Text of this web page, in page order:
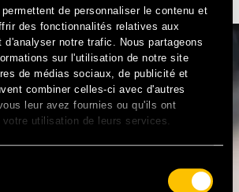
permettent de personnaliser le contenu et
des fonctionnalités relatives aux
d'analyser notre trafic. Nous partageons
sur l'utilisation de notre site
de médias sociaux, de publicité et
combiner celles-ci avec d'autres
leur avez fournies ou qu'ils ont
utilisation de leurs services.